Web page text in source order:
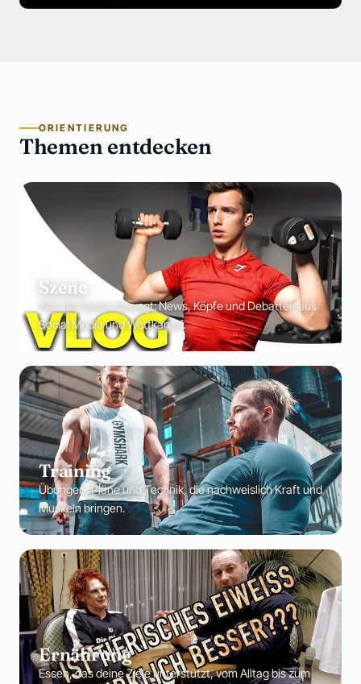
ORIENTIERUNG
Themen entdecken
Szene
Was die Szene bewegt: News, Köpfe und Debatten aus
Social Media und Wettkampf.
Training
Übungen, Pläne und Technik, die nachweislich Kraft und
Muskeln bringen.
Ernährung
Essen, das deine Ziele unterstützt, vom Alltag bis zum